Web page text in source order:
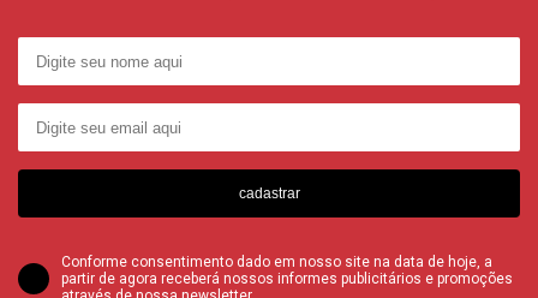
cadastrar
Conforme consentimento dado em nosso site na data de hoje, a
partir de agora receberá nossos informes publicitários e promoções